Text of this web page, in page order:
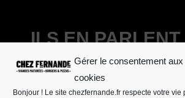
Gérer le consentement aux
cookies
Bonjour ! Le site chezfernande.fr respecte votre vie
ILS EN PARLENT
QUE NOUS
DÉCOUVREZ LES AVIS DE NOS